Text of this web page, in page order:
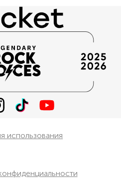
использования